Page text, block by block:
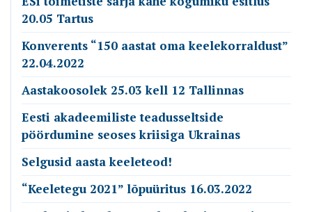
20.05 Tartus
Konverents “150 aastat oma keelekorraldust”
22.04.2022
Aastakoosolek 25.03 kell 12 Tallinnas
Eesti akadeemiliste teadusseltside
pöördumine seoses kriisiga Ukrainas
Selgusid aasta keeleteod!
“Keeletegu 2021” lõpuüritus 16.03.2022